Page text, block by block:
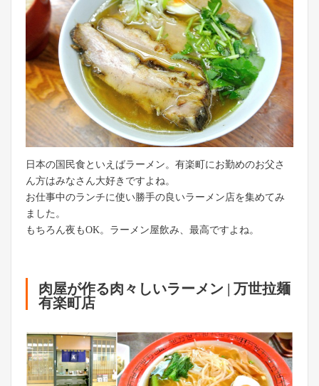
日本の国民食といえばラーメン。有楽町にお勤めのお父さ
ん方はみなさん大好きですよね。
お仕事中のランチに使い勝手の良いラーメン店を集めてみ
ました。
もちろん夜もOK。ラーメン屋飲み、最高ですよね。
肉屋が作る肉々しいラーメン | 万世拉麺
有楽町店